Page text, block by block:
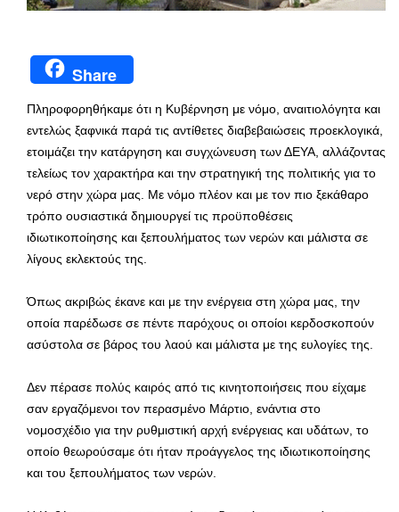
Share
Πληροφορηθήκαμε ότι η Κυβέρνηση με νόμο, αναιτιολόγητα και
εντελώς ξαφνικά παρά τις αντίθετες διαβεβαιώσεις προεκλογικά,
ετοιμάζει την κατάργηση και συγχώνευση των ΔΕΥΑ, αλλάζοντας
τελείως τον χαρακτήρα και την στρατηγική της πολιτικής για το
νερό στην χώρα μας. Με νόμο πλέον και με τον πιο ξεκάθαρο
τρόπο ουσιαστικά δημιουργεί τις προϋποθέσεις
ιδιωτικοποίησης και ξεπουλήματος των νερών και μάλιστα σε
λίγους εκλεκτούς της.
Όπως ακριβώς έκανε και με την ενέργεια στη χώρα μας, την
οποία παρέδωσε σε πέντε παρόχους οι οποίοι κερδοσκοπούν
ασύστολα σε βάρος του λαού και μάλιστα με της ευλογίες της.
Δεν πέρασε πολύς καιρός από τις κινητοποιήσεις που είχαμε
σαν εργαζόμενοι τον περασμένο Μάρτιο, ενάντια στο
νομοσχέδιο για την ρυθμιστική αρχή ενέργειας και υδάτων, το
οποίο θεωρούσαμε ότι ήταν προάγγελος της ιδιωτικοποίησης
και του ξεπουλήματος των νερών.